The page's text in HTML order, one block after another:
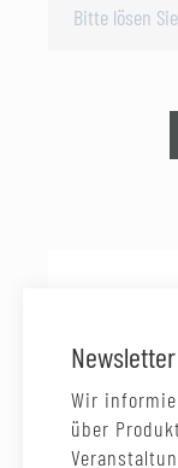
Newsletter
Wir
über